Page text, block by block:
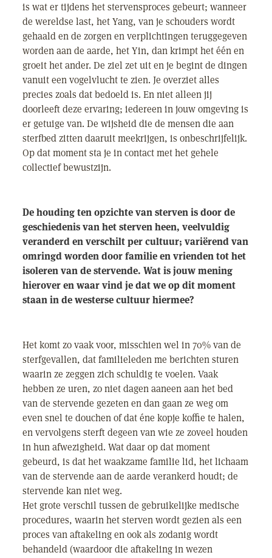
is wat er tijdens het stervensproces gebeurt; wanneer
de wereldse last, het Yang, van je schouders wordt
gehaald en de zorgen en verplichtingen teruggegeven
worden aan de aarde, het Yin, dan krimpt het één en
groeit het ander. De ziel zet uit en je begint de dingen
vanuit een vogelvlucht te zien. Je overziet alles
precies zoals dat bedoeld is. En niet alleen jij
doorleeft deze ervaring; iedereen in jouw omgeving is
er getuige van. De wijsheid die de mensen die aan
sterfbed zitten daaruit meekrijgen, is onbeschrijfelijk.
Op dat moment sta je in contact met het gehele
collectief bewustzijn.
De houding ten opzichte van sterven is door de
geschiedenis van het sterven heen, veelvuldig
veranderd en verschilt per cultuur; variërend van
omringd worden door familie en vrienden tot het
isoleren van de stervende. Wat is jouw mening
hierover en waar vind je dat we op dit moment
staan in de westerse cultuur hiermee?
Het komt zo vaak voor, misschien wel in 70% van de
sterfgevallen, dat familieleden me berichten sturen
waarin ze zeggen zich schuldig te voelen. Vaak
hebben ze uren, zo niet dagen aaneen aan het bed
van de stervende gezeten en dan gaan ze weg om
even snel te douchen of dat éne kopje koffie te halen,
en vervolgens sterft degeen van wie ze zoveel houden
in hun afwezigheid. Wat daar op dat moment
gebeurd, is dat het waakzame familie lid, het lichaam
van de stervende aan de aarde verankerd houdt; de
stervende kan niet weg.
Het grote verschil tussen de gebruikelijke medische
procedures, waarin het sterven wordt gezien als een
proces van aftakeling en ook als zodanig wordt
behandeld (waardoor die aftakeling in wezen